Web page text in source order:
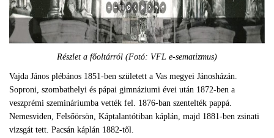
Részlet a főoltárról (Fotó: VFL e-sematizmus)
Vajda János plébános 1851-ben született a Vas megyei Jánosházán.
Soproni, szombathelyi és pápai gimnáziumi évei után 1872-ben a
veszprémi szemináriumba vették fel. 1876-ban szentelték pappá.
Nemesviden, Felsőörsön, Káptalantótiban káplán, majd 1881-ben zsinati
vizsgát tett. Pacsán káplán 1882-től.